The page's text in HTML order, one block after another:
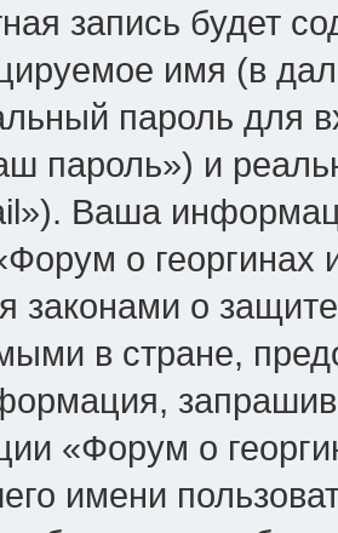
запись будет
имя (в
пароль для
пароль») и
Ваша
о
законами о
в стране,
«Форум о
имени